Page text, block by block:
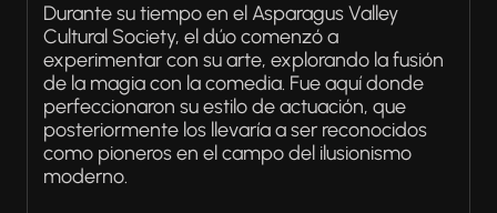
Durante su tiempo en el Asparagus Valley
Cultural Society, el dúo comenzó a
experimentar con su arte, explorando la fusión
de la magia con la comedia. Fue aquí donde
perfeccionaron su estilo de actuación, que
posteriormente los llevaría a ser reconocidos
como pioneros en el campo del ilusionismo
moderno.